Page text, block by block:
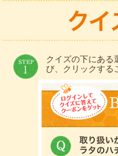
クイズの下にある
び、クリックする